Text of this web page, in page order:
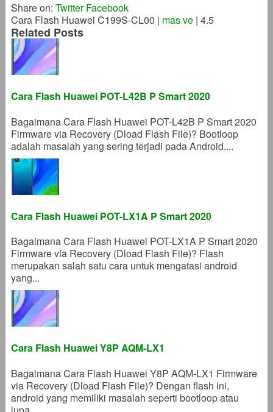
Share on: Twitter Facebook
Cara Flash Huawei C199S-CL00 | mas ve | 4.5
Related Posts
Cara Flash Huawei POT-L42B P Smart 2020
Bagaimana Cara Flash Huawei POT-L42B P Smart 2020
Firmware via Recovery (Dload Flash File)? Bootloop
adalah masalah yang sering terjadi pada Android....
Cara Flash Huawei POT-LX1A P Smart 2020
Bagaimana Cara Flash Huawei POT-LX1A P Smart 2020
Firmware via Recovery (Dload Flash File)? Flash
merupakan salah satu cara untuk mengatasi android
yang...
Cara Flash Huawei Y8P AQM-LX1
Bagaimana Cara Flash Huawei Y8P AQM-LX1 Firmware
via Recovery (Dload Flash File)? Dengan flash ini,
android yang memiliki masalah seperti bootloop atau